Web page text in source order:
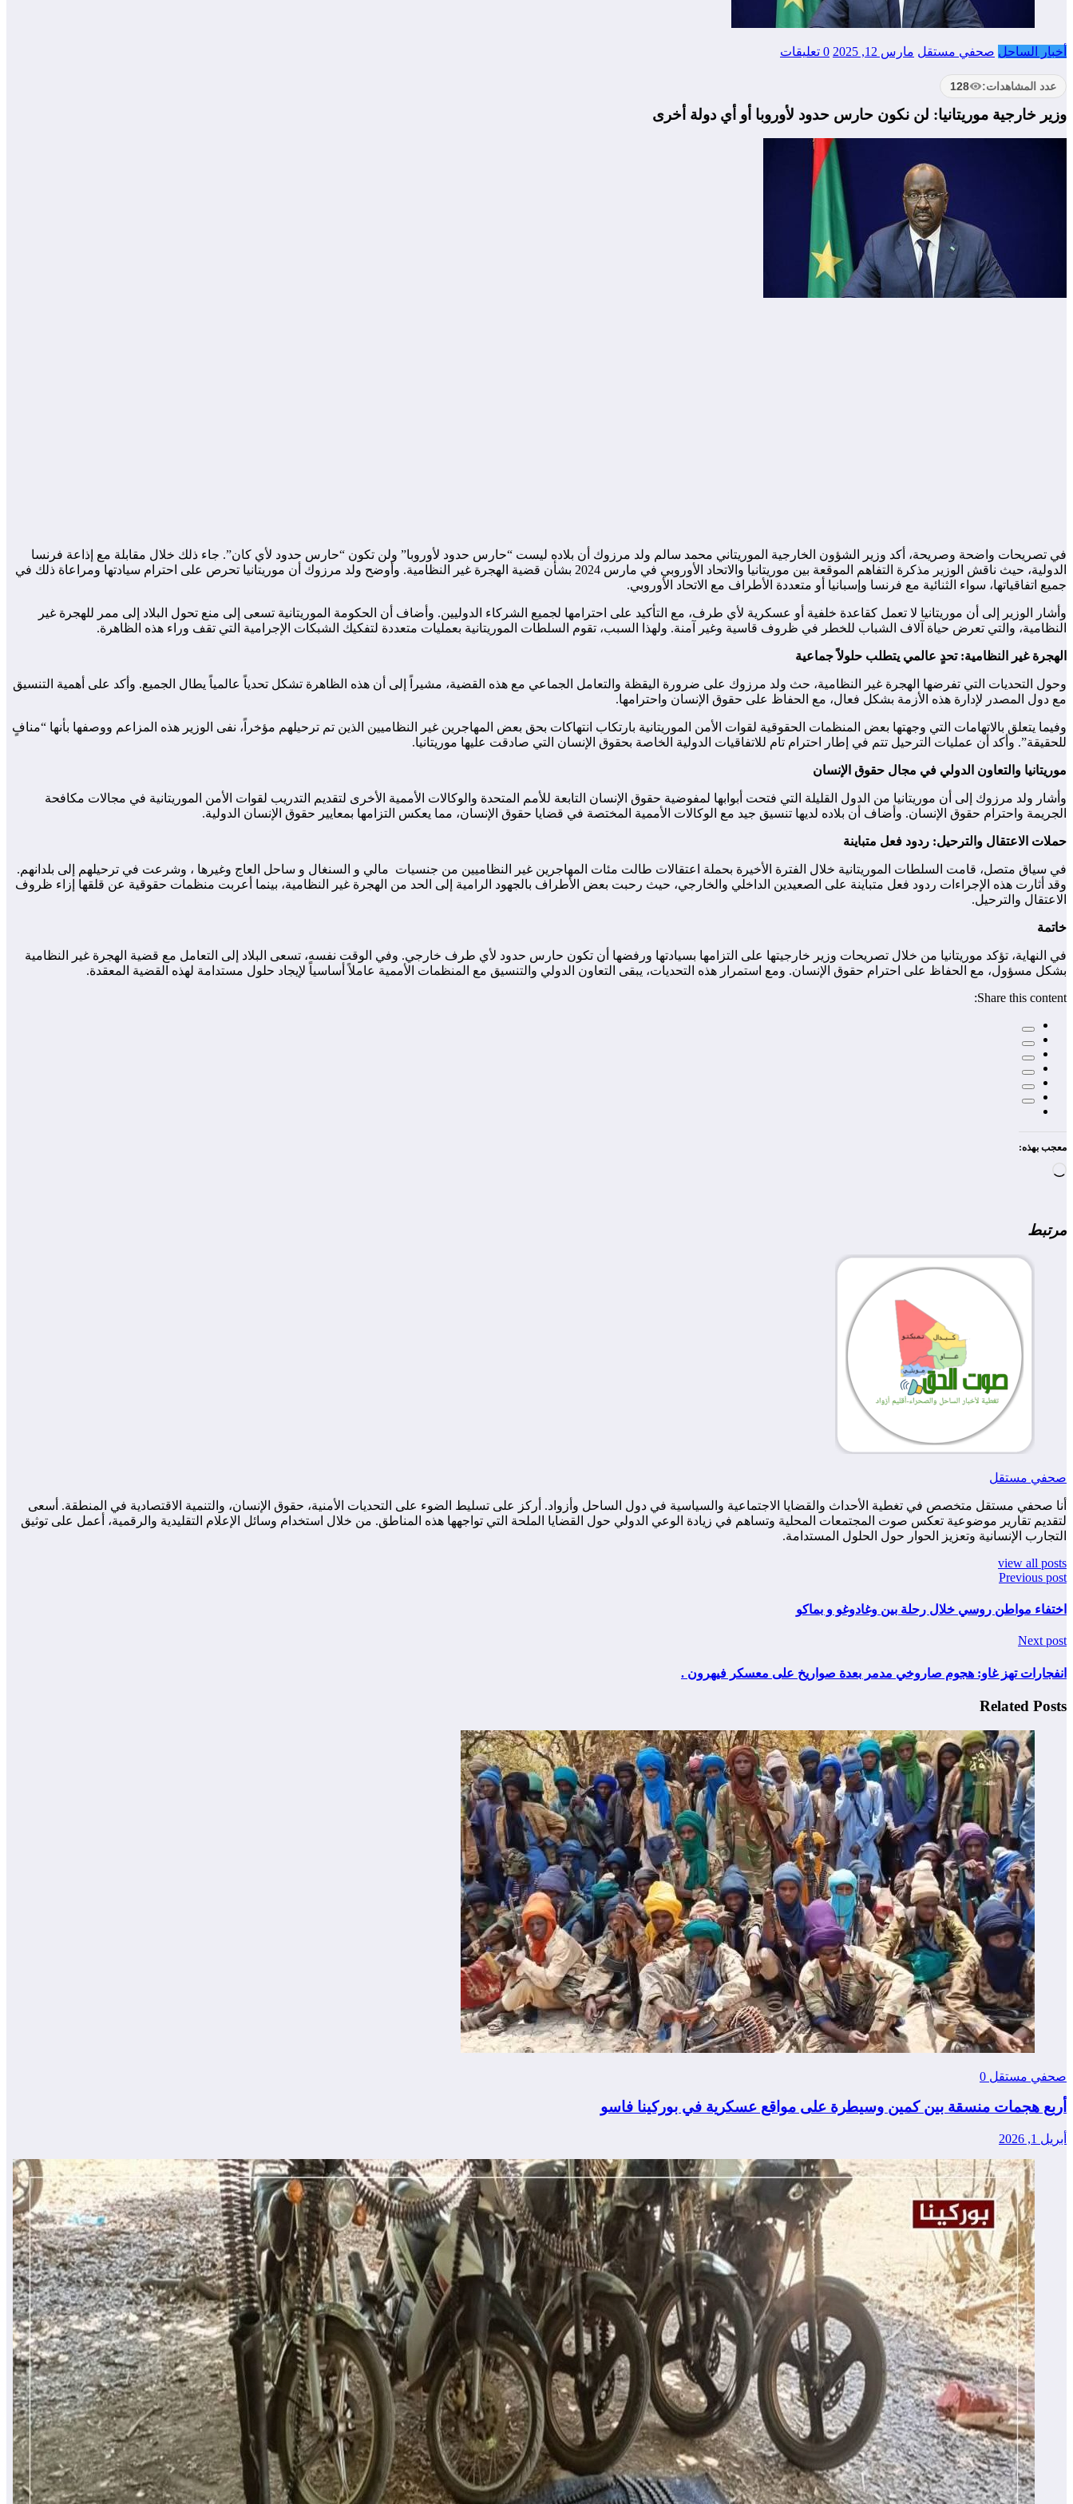
أخبار الساحل صحفي مستقل مارس 12, 2025 0 تعليقات
عدد المشاهدات: 128
وزير خارجية موريتانيا: لن نكون حارس حدود لأوروبا أو أي دولة أخرى
في تصريحات واضحة وصريحة، أكد وزير الشؤون الخارجية الموريتاني محمد سالم ولد مرزوك أن بلاده ليست “حارس حدود لأوروبا” ولن تكون “حارس حدود لأي كان”. جاء ذلك خلال مقابلة مع إذاعة فرنسا
الدولية، حيث ناقش الوزير مذكرة التفاهم الموقعة بين موريتانيا والاتحاد الأوروبي في مارس 2024 بشأن قضية الهجرة غير النظامية. وأوضح ولد مرزوك أن موريتانيا تحرص على احترام سيادتها ومراعاة ذلك في
جميع اتفاقياتها، سواء الثنائية مع فرنسا وإسبانيا أو متعددة الأطراف مع الاتحاد الأوروبي.
وأشار الوزير إلى أن موريتانيا لا تعمل كقاعدة خلفية أو عسكرية لأي طرف، مع التأكيد على احترامها لجميع الشركاء الدوليين. وأضاف أن الحكومة الموريتانية تسعى إلى منع تحول البلاد إلى ممر للهجرة غير
النظامية، والتي تعرض حياة آلاف الشباب للخطر في ظروف قاسية وغير آمنة. ولهذا السبب، تقوم السلطات الموريتانية بعمليات متعددة لتفكيك الشبكات الإجرامية التي تقف وراء هذه الظاهرة.
الهجرة غير النظامية: تحدٍ عالمي يتطلب حلولاً جماعية
وحول التحديات التي تفرضها الهجرة غير النظامية، حث ولد مرزوك على ضرورة اليقظة والتعامل الجماعي مع هذه القضية، مشيراً إلى أن هذه الظاهرة تشكل تحدياً عالمياً يطال الجميع. وأكد على أهمية التنسيق
مع دول المصدر لإدارة هذه الأزمة بشكل فعال، مع الحفاظ على حقوق الإنسان واحترامها.
وفيما يتعلق بالاتهامات التي وجهتها بعض المنظمات الحقوقية لقوات الأمن الموريتانية بارتكاب انتهاكات بحق بعض المهاجرين غير النظاميين الذين تم ترحيلهم مؤخراً، نفى الوزير هذه المزاعم ووصفها بأنها “منافٍ
للحقيقة”. وأكد أن عمليات الترحيل تتم في إطار احترام تام للاتفاقيات الدولية الخاصة بحقوق الإنسان التي صادقت عليها موريتانيا.
موريتانيا والتعاون الدولي في مجال حقوق الإنسان
وأشار ولد مرزوك إلى أن موريتانيا من الدول القليلة التي فتحت أبوابها لمفوضية حقوق الإنسان التابعة للأمم المتحدة والوكالات الأممية الأخرى لتقديم التدريب لقوات الأمن الموريتانية في مجالات مكافحة
الجريمة واحترام حقوق الإنسان. وأضاف أن بلاده لديها تنسيق جيد مع الوكالات الأممية المختصة في قضايا حقوق الإنسان، مما يعكس التزامها بمعايير حقوق الإنسان الدولية.
حملات الاعتقال والترحيل: ردود فعل متباينة
في سياق متصل، قامت السلطات الموريتانية خلال الفترة الأخيرة بحملة اعتقالات طالت مئات المهاجرين غير النظاميين من جنسيات مالي و السنغال و ساحل العاج وغيرها ، وشرعت في ترحيلهم إلى بلدانهم.
وقد أثارت هذه الإجراءات ردود فعل متباينة على الصعيدين الداخلي والخارجي، حيث رحبت بعض الأطراف بالجهود الرامية إلى الحد من الهجرة غير النظامية، بينما أعربت منظمات حقوقية عن قلقها إزاء ظروف
الاعتقال والترحيل.
خاتمة
في النهاية، تؤكد موريتانيا من خلال تصريحات وزير خارجيتها على التزامها بسيادتها ورفضها أن تكون حارس حدود لأي طرف خارجي. وفي الوقت نفسه، تسعى البلاد إلى التعامل مع قضية الهجرة غير النظامية
بشكل مسؤول، مع الحفاظ على احترام حقوق الإنسان. ومع استمرار هذه التحديات، يبقى التعاون الدولي والتنسيق مع المنظمات الأممية عاملاً أساسياً لإيجاد حلول مستدامة لهذه القضية المعقدة.
Share this content:
معجب بهذه:
مرتبط
صحفي مستقل
أنا صحفي مستقل متخصص في تغطية الأحداث والقضايا الاجتماعية والسياسية في دول الساحل وأزواد. أركز على تسليط الضوء على التحديات الأمنية، حقوق الإنسان، والتنمية الاقتصادية في المنطقة. أسعى
لتقديم تقارير موضوعية تعكس صوت المجتمعات المحلية وتساهم في زيادة الوعي الدولي حول القضايا الملحة التي تواجهها هذه المناطق. من خلال استخدام وسائل الإعلام التقليدية والرقمية، أعمل على توثيق
التجارب الإنسانية وتعزيز الحوار حول الحلول المستدامة.
view all posts
Previous post
اختفاء مواطن روسي خلال رحلة بين وغادوغو و بماكو
Next post
انفجارات تهز غاو: هجوم صاروخي مدمر بعدة صواريخ على معسكر فيهرون .
Related Posts
صحفي مستقل 0
أربع هجمات منسقة بين كمين وسيطرة على مواقع عسكرية في بوركينا فاسو
أبريل 1, 2026